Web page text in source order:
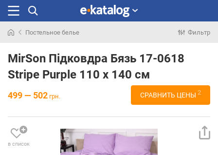
раньше
Постельное белье Фильтр
MirSon Підковдра Бязь 17-0618
Stripe Purple 110 x 140 см
499 — 502 грн. СРАВНИТЬ ЦЕНЫ 2
в список